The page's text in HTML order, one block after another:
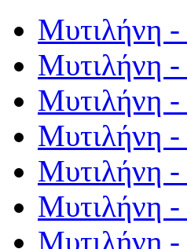
Μυτιλήνη
Μυτιλήνη -
Μυτιλήνη
Μυτιλήνη
Μυτιλήνη
Μυτιλήνη
Μυτιλήνη -